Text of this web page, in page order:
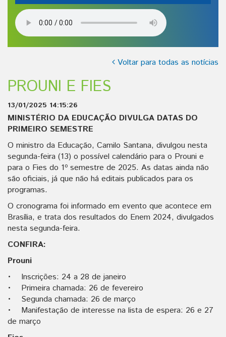
Voltar para todas as notícias
PROUNI E FIES
13/01/2025 14:15:26
MINISTÉRIO DA EDUCAÇÃO DIVULGA DATAS DO
PRIMEIRO SEMESTRE
O ministro da Educação, Camilo Santana, divulgou nesta
segunda-feira (13) o possível calendário para o Prouni e
para o Fies do 1º semestre de 2025. As datas ainda não
são oficiais, já que não há editais publicados para os
programas.
O cronograma foi informado em evento que acontece em
Brasília, e trata dos resultados do Enem 2024, divulgados
nesta segunda-feira.
CONFIRA:
Prouni
• Inscrições: 24 a 28 de janeiro
• Primeira chamada: 26 de fevereiro
• Segunda chamada: 26 de março
• Manifestação de interesse na lista de espera: 26 e 27
de março